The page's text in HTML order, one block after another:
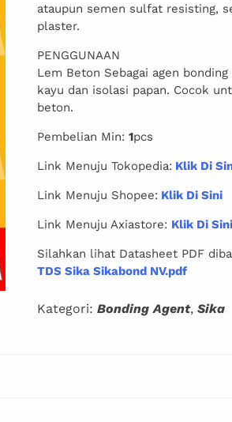
ataupun semen sulfat resisting,
plaster.
PENGGUNAAN
Lem Beton Sebagai agen
kayu dan isolasi papan. Cocok
beton.
Pembelian Min: 1pcs
Link Menuju Tokopedia: Klik Di
Link Menuju Shopee: Klik Di Sini
Link Menuju Axiastore: Klik Di Sini
Silahkan lihat Datasheet PDF
TDS Sika Sikabond NV.pdf
Kategori: Bonding Agent, Sika